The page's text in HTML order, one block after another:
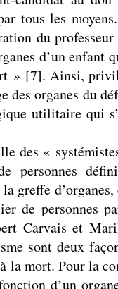
tous les
du
d’un
» [7]. Ainsi,
des organes du
utilitaire qui
des «
personnes
greffe
de personnes
Carvais et
sont deux
la mort. Pour la
d’un